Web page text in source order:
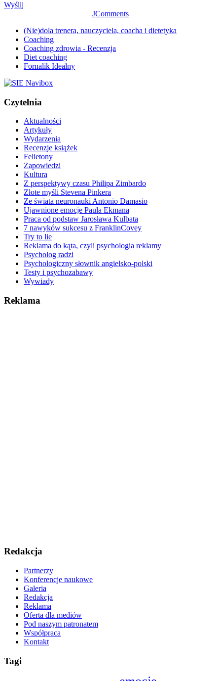
Wyślij
JComments
(Nie)dola trenera, nauczyciela, coacha i dietetyka
Coaching
Coaching zdrowia - Recenzja
Diet coaching
Fornalik Idealny
Czytelnia
Aktualności
Artykuły
Wydarzenia
Recenzje książek
Felietony
Zapowiedzi
Kultura
Z perspektywy czasu Philipa Zimbardo
Złote myśli Stevena Pinkera
Ze świata neuronauki Antonio Damasio
Ujawnione emocje Paula Ekmana
Praca od podstaw Jarosława Kulbata
7 nawyków sukcesu z FranklinCovey
Try to lie
Reklama do kąta, czyli psychologia reklamy
Psycholog radzi
Psychologiczny słownik angielsko-polski
Testy i psychozabawy
Wywiady
Reklama
Redakcja
Partnerzy
Konferencje naukowe
Galeria
Redakcja
Reklama
Oferta dla mediów
Pod naszym patronatem
Współpraca
Kontakt
Tagi